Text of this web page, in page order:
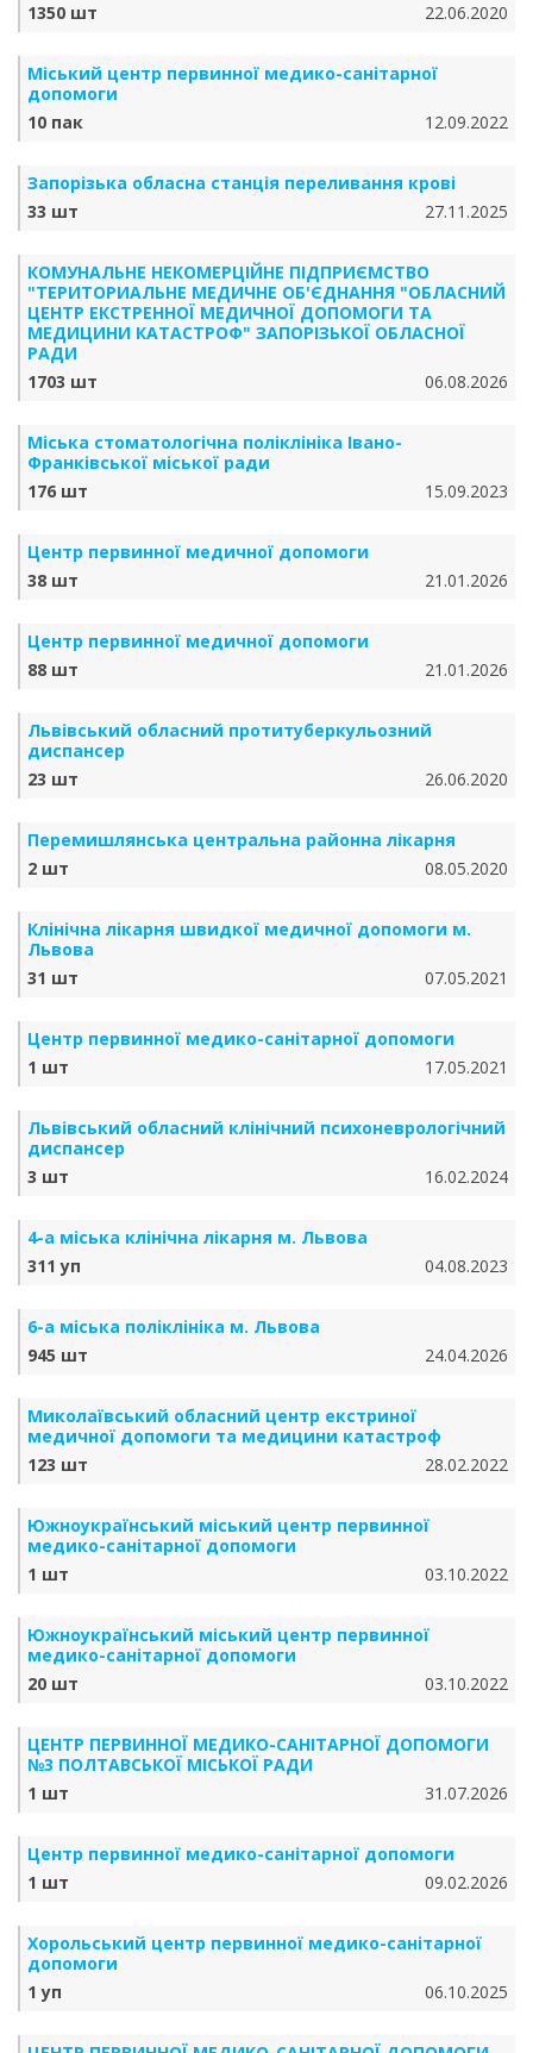
1350 шт
22.06.2020
Міський центр первинної медико-санітарної
допомоги
10 пак
12.09.2022
Запорізька обласна станція переливання крові
33 шт
27.11.2025
КОМУНАЛЬНЕ НЕКОМЕРЦІЙНЕ ПІДПРИЄМСТВО
"ТЕРИТОРИАЛЬНЕ МЕДИЧНЕ ОБ'ЄДНАННЯ "ОБЛАСНИЙ
ЦЕНТР ЕКСТРЕННОЇ МЕДИЧНОЇ ДОПОМОГИ ТА
МЕДИЦИНИ КАТАСТРОФ" ЗАПОРІЗЬКОЇ ОБЛАСНОЇ
РАДИ
1703 шт
06.08.2026
Міська стоматологічна поліклініка Івано-
Франківської міської ради
176 шт
15.09.2023
Центр первинної медичної допомоги
38 шт
21.01.2026
Центр первинної медичної допомоги
88 шт
21.01.2026
Львівський обласний протитуберкульозний
диспансер
23 шт
26.06.2020
Перемишлянська центральна районна лікарня
2 шт
08.05.2020
Клінічна лікарня швидкої медичної допомоги м.
Львова
31 шт
07.05.2021
Центр первинної медико-санітарної допомоги
1 шт
17.05.2021
Львівський обласний клінічний психоневрологічний
диспансер
3 шт
16.02.2024
4-а міська клінічна лікарня м. Львова
311 уп
04.08.2023
6-а міська поліклініка м. Львова
945 шт
24.04.2026
Миколаївський обласний центр екстриної
медичної допомоги та медицини катастроф
123 шт
28.02.2022
Южноукраїнський міський центр первинної
медико-санітарної допомоги
1 шт
03.10.2022
Южноукраїнський міський центр первинної
медико-санітарної допомоги
20 шт
03.10.2022
ЦЕНТР ПЕРВИННОЇ МЕДИКО-САНІТАРНОЇ ДОПОМОГИ
№3 ПОЛТАВСЬКОЇ МІСЬКОЇ РАДИ
1 шт
31.07.2026
Центр первинної медико-санітарної допомоги
1 шт
09.02.2026
Хорольський центр первинної медико-санітарної
допомоги
1 уп
06.10.2025